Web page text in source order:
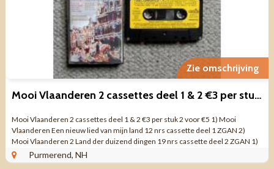
Zie omschrijving
Mooi Vlaanderen 2 cassettes deel 1 & 2 €3 per stuk 2 voor €5
Mooi Vlaanderen 2 cassettes deel 1 & 2 €3 per stuk 2 voor €5 1) Mooi
Vlaanderen Een nieuw lied van mijn land 12 nrs cassette deel 1 ZGAN 2)
Mooi Vlaanderen 2 Land der duizend dingen 19 nrs cassette deel 2 ZGAN 1)
Mooi ...Purmerend, NH